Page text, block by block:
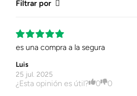
Filtrar por
es una compra a la segura
¿Esta opinión es útil? 0 0
Luis
25 jul. 2025